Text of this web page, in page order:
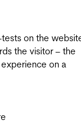
tests on the
the visitor – the
on a